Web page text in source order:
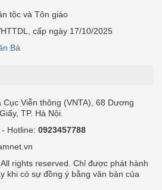
tộc và Tôn giáo
cấp ngày 17/10/2025
Bá
Viễn thông (VNTA), 68 Dương
TP. Hà Nội.
- Hotline: 0923457788
rights reserved. Chỉ được phát hành
khi có sự đồng ý bằng văn bản của